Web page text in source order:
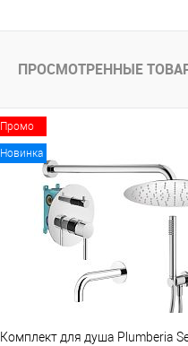
ПРОСМОТРЕННЫЕ
Промо
Новинка
Комплект для душа Plumberia